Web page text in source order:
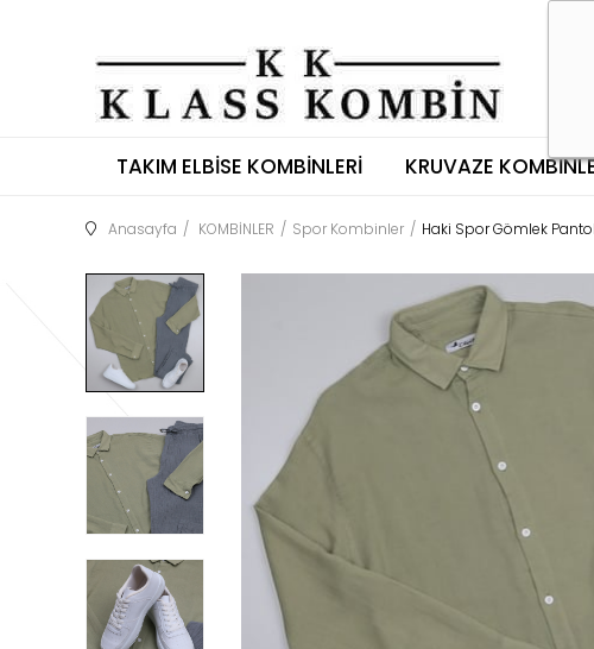
TAKIM ELBISE KOMBINLERI KRUVAZE
Anasayfa KOMBİNLER Spor Kombinler Haki Spor Gömlek